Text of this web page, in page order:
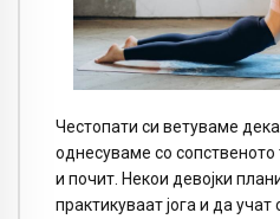
Честопати си ветуваме
однесуваме со
и почит. Некои девојки
практикуваат јога и да